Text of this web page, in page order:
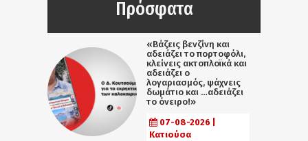
Πρόσφατα
«Βάζεις βενζίνη και
αδειάζει το πορτοφόλι,
κλείνεις ακτοπλοϊκά και
αδειάζει ο
λογαριασμός, ψάχνεις
δωμάτιο και …αδειάζει
το όνειρο!»
07-08-2026 |
Κατιούσα